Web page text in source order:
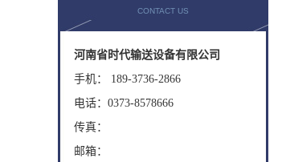
CONTACT US
河南省时代输送设备有限公司
手机： 189-3736-2866
电话：0373-8578666
传真：
邮箱：